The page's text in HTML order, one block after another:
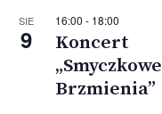
SIE
9
16:00 - 18:00
Koncert
„Smyczkowe
Brzmienia”